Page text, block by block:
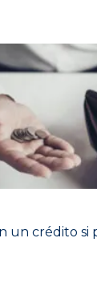
un crédito si